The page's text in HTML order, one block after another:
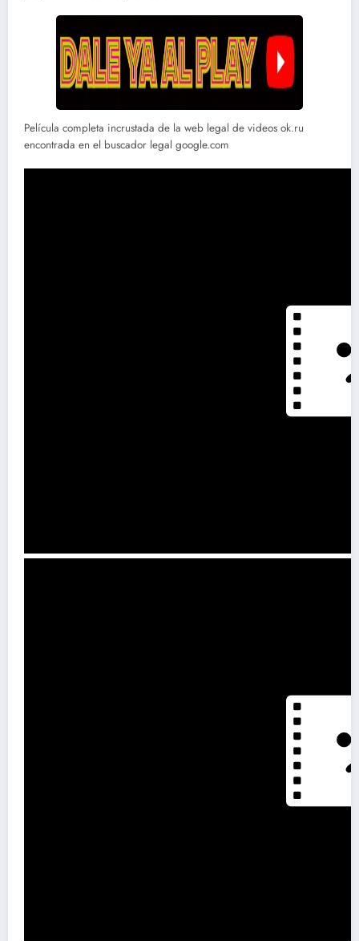
Película completa incrustada de la web legal de videos ok.ru
encontrada en el buscador legal google.com